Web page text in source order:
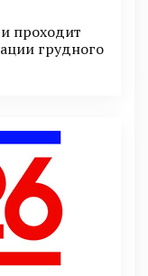
проходит
грудного